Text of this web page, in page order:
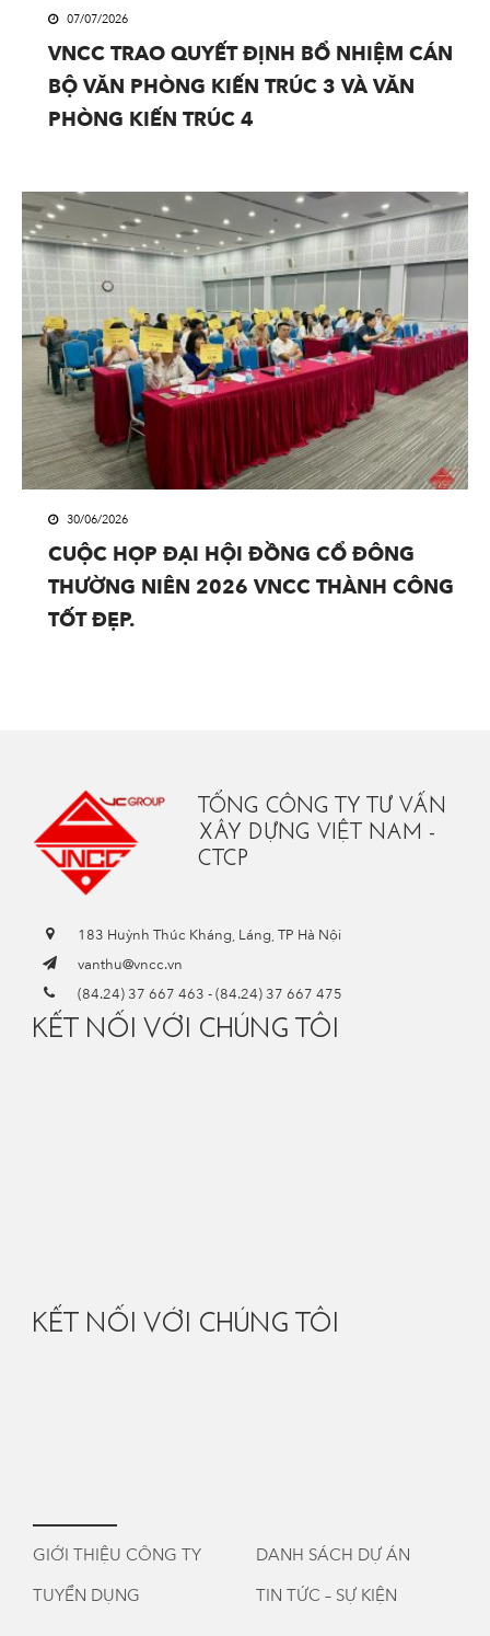
07/07/2026
VNCC TRAO QUYẾT ĐỊNH BỔ NHIỆM CÁN
BỘ VĂN PHÒNG KIẾN TRÚC 3 VÀ VĂN
PHÒNG KIẾN TRÚC 4
30/06/2026
CUỘC HỌP ĐẠI HỘI ĐỒNG CỔ ĐÔNG
THƯỜNG NIÊN 2026 VNCC THÀNH CÔNG
TỐT ĐẸP.
TỔNG CÔNG TY TƯ VẤN
XÂY DỰNG VIỆT NAM -
CTCP
183 Huỳnh Thúc Kháng, Láng, TP Hà Nội
vanthu@vncc.vn
(84.24) 37 667 463 -(84.24) 37 667 475
KẾT NỐI VỚI CHÚNG TÔI
KẾT NỐI VỚI CHÚNG TÔI
GIỚI THIỆU CÔNG TY
DANH SÁCH DỰ ÁN
TUYỂN DỤNG
TIN TỨC – SỰ KIỆN